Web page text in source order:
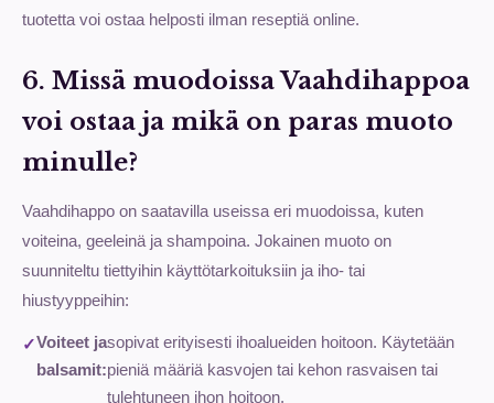
tuotetta voi ostaa helposti ilman reseptiä online.
6. Missä muodoissa Vaahdihappoa
voi ostaa ja mikä on paras muoto
minulle?
Vaahdihappo on saatavilla useissa eri muodoissa, kuten
voiteina, geeleinä ja shampoina. Jokainen muoto on
suunniteltu tiettyihin käyttötarkoituksiin ja iho- tai
hiustyyppeihin:
Voiteet ja
balsamit:
sopivat erityisesti ihoalueiden hoitoon. Käytetään
pieniä määriä kasvojen tai kehon rasvaisen tai
tulehtuneen ihon hoitoon.